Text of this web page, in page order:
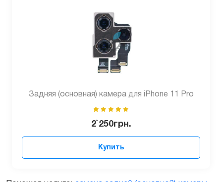
Задняя (основная) камера для iPhone 11 Pro
2`250грн.
Купить